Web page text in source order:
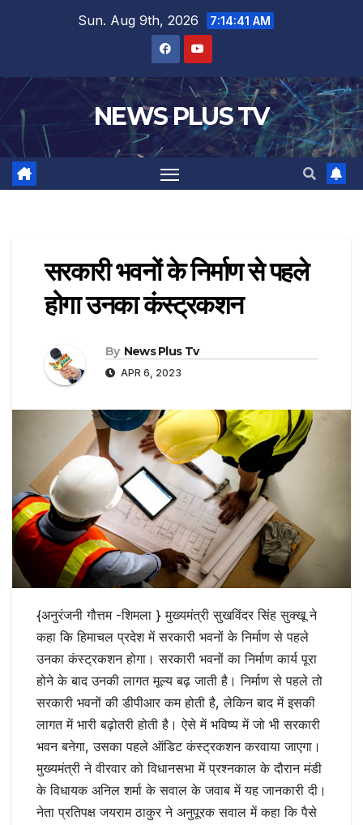
Sun. Aug 9th, 2026 7:14:41 AM
NEWS PLUS TV
सरकारी भवनों के निर्माण से पहले
होगा उनका कंस्ट्रकशन
By News Plus Tv
APR 6, 2023
{अनुरंजनी गौत्तम -शिमला } मुख्यमंत्री सुखविंदर सिंह सुक्खू ने
कहा कि हिमाचल प्रदेश में सरकारी भवनों के निर्माण से पहले
उनका कंस्ट्रकशन होगा। सरकारी भवनों का निर्माण कार्य पूरा
होने के बाद उनकी लागत मूल्य बढ़ जाती है। निर्माण से पहले तो
सरकारी भवनों की डीपीआर कम होती है, लेकिन बाद में इसकी
लागत में भारी बढ़ोतरी होती है। ऐसे में भविष्य में जो भी सरकारी
भवन बनेगा, उसका पहले ऑडिट कंस्ट्रकशन करवाया जाएगा।
मुख्यमंत्री ने वीरवार को विधानसभा में प्रश्नकाल के दौरान मंडी
के विधायक अनिल शर्मा के सवाल के जवाब में यह जानकारी दी।
नेता प्रतिपक्ष जयराम ठाकुर ने अनुपूरक सवाल में कहा कि पैसे